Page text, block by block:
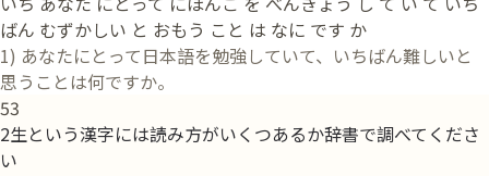
ばん むずかしい と おもう こと は なに です か
1) あなたにとって日本語を勉強していて、いちばん難しいと
思うことは何ですか。
53
2生という漢字には読み方がいくつあるか辞書で調べてくださ
い